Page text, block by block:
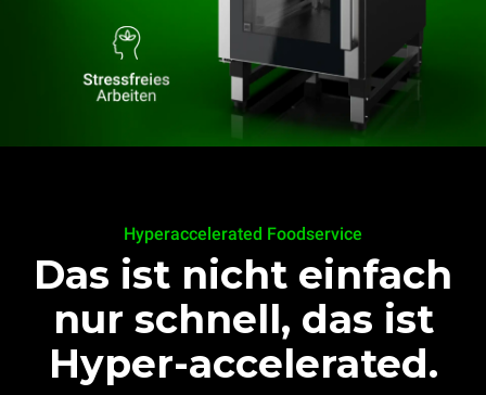
Hyperaccelerated Foodservice
Das ist nicht einfach
nur schnell, das ist
Hyper-accelerated.